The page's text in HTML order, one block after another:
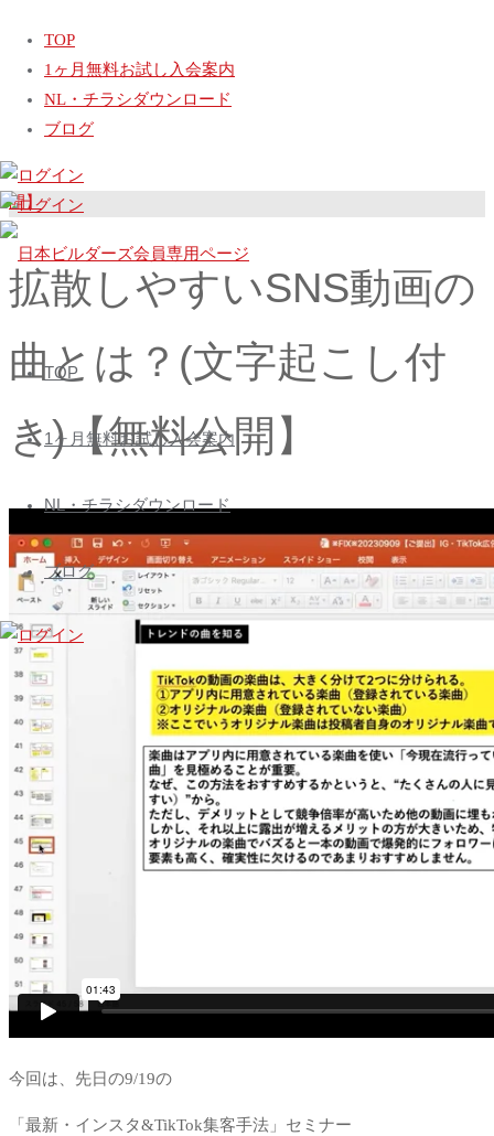
TOP
1ヶ月無料お試し入会案内
NL・チラシダウンロード
ブログ
日
ビ
ダ
員
専
用
ペ
ジ
Nihon
Builders
page
コ
ン
ス
プ
TOP
1ヶ月無料お試し入会案内
NL・チラシダウンロード
ブログ
勘違いしやすい動画作成の流れとは？(文字起こし付き)【無料公
最新・必須・SNS広告セミナー：その1【無料公開】
拡散しやすいSNS動画の
曲とは？(文字起こし付
き)【無料公開】
今回は、先日の9/19の
「最新・インスタ&TikTok集客手法」セミナー